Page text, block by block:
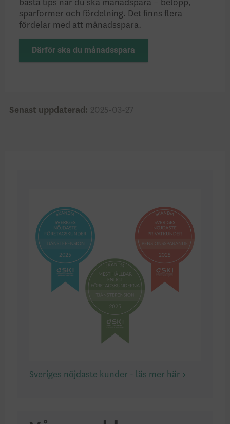
bästa tips när du ska månadspara – belopp,
spar­former och fördelning. Det finns flera
fördelar med att månadsspara.
Därför ska du månadsspara
Senast uppdaterad: 2025-03-27
Sveriges nöjdaste kunder - läs mer här